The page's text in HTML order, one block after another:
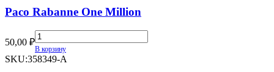
Paco Rabanne One Million
50,00 ₽
Paco
Rabanne
One
В корзину
SKU:358349-A